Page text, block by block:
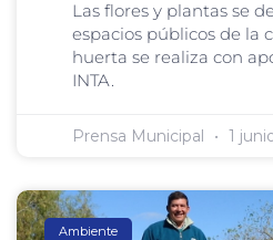
Las flores y plantas se
espacios públicos de la
huerta se realiza con
INTA.
Prensa Municipal 1
Ambiente